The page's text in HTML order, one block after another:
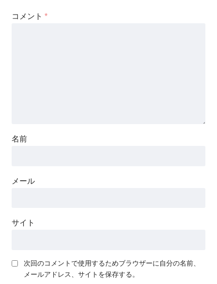
コメント *
名前
メール
サイト
次回のコメントで使用するためブラウザーに自分の名前、
メールアドレス、サイトを保存する。